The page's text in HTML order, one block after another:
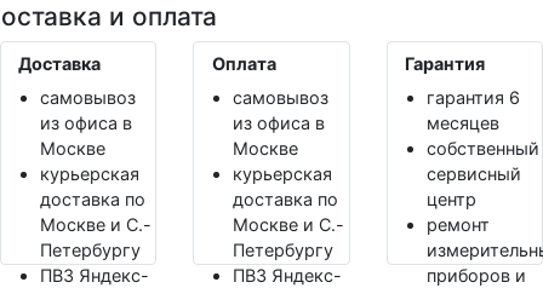
и оплата
Доставка
самовывоз
из офиса в
Москве
курьерская
доставка по
Москве и С.-
Петербургу
ПВЗ Яндекс-
Оплата
самовывоз
из офиса в
Москве
курьерская
доставка по
Москве и С.-
Петербургу
ПВЗ Яндекс-
Гарантия
гарантия 6
месяцев
собственный
сервисный
центр
ремонт
приборов и